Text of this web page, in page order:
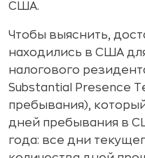
США.
Чтобы выяснить,
находились в США
налогового
Substantial Presence
пребывания),
дней пребывания в
года: все дни